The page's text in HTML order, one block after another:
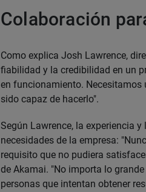
Colaboración
Como explica Josh Lawrence,
fiabilidad y la credibilidad en un
en funcionamiento. Necesitamos
sido capaz de hacerlo".
Según Lawrence, la experiencia
necesidades de la empresa:
requisito que no pudiera
de Akamai. "No importa lo
personas que intentan obtener